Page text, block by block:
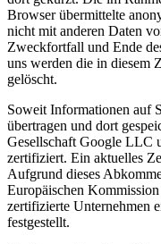
Browser übermittelte
nicht mit anderen Daten
Zweckfortfall und Ende
uns werden die in diesem
gelöscht.
Soweit Informationen auf
übertragen und dort
Gesellschaft Google LLC
zertifiziert. Ein aktuelles
Aufgrund dieses
Europäischen
zertifizierte Unternehmen
festgestellt.